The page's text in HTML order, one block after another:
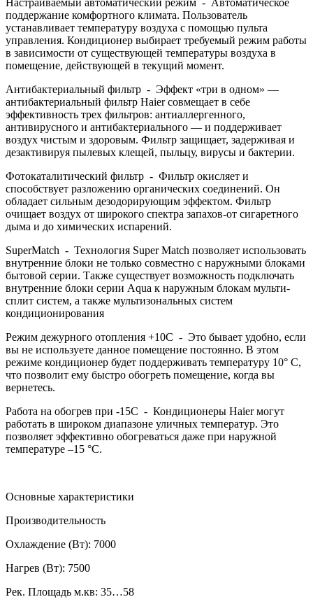
поддержание комфортного климата. Пользователь
устанавливает температуру воздуха с помощью пульта
управления. Кондиционер выбирает требуемый режим работы
в зависимости от существующей температуры воздуха в
помещение, действующей в текущий момент.
Антибактериальный фильтр - Эффект «три в одном» —
антибактериальный фильтр Haier совмещает в себе
эффективность трех фильтров: антиаллергенного,
антивирусного и антибактериального — и поддерживает
воздух чистым и здоровым. Фильтр защищает, задерживая и
дезактивируя пылевых клещей, пыльцу, вирусы и бактерии.
Фотокаталитический фильтр - Фильтр окисляет и
способствует разложению органических соединений. Он
обладает сильным дезодорирующим эффектом. Фильтр
очищает воздух от широкого спектра запахов-от сигаретного
дыма и до химических испарений.
SuperMatch - Технология Super Match позволяет использовать
внутренние блоки не только совместно с наружными блоками
бытовой серии. Также существует возможность подключать
внутренние блоки серии Aqua к наружным блокам мульти-
сплит систем, а также мультизональных систем
кондиционирования
Режим дежурного отопления +10С - Это бывает удобно, если
вы не используете данное помещение постоянно. В этом
режиме кондиционер будет поддерживать температуру 10° С,
что позволит ему быстро обогреть помещение, когда вы
вернетесь.
Работа на обогрев при -15С - Кондиционеры Haier могут
работать в широком диапазоне уличных температур. Это
позволяет эффективно обогреваться даже при наружной
температуре –15 °С.
Основные характеристики
Производительность
Охлаждение (Вт): 7000
Нагрев (Вт): 7500
Рек. Площадь м.кв: 35…58